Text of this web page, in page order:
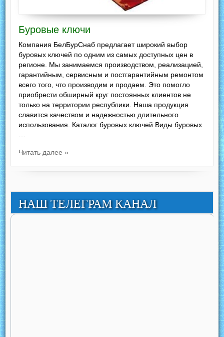
Буровые ключи
Компания БелБурСнаб предлагает широкий выбор
буровых ключей по одним из самых доступных цен в
регионе. Мы занимаемся производством, реализацией,
гарантийным, сервисным и постгарантийным ремонтом
всего того, что производим и продаем. Это помогло
приобрести обширный круг постоянных клиентов не
только на территории республики. Наша продукция
славится качеством и надежностью длительного
использования. Каталог буровых ключей Виды буровых
Читать далее »
НАШ ТЕЛЕГРАМ КАНАЛ